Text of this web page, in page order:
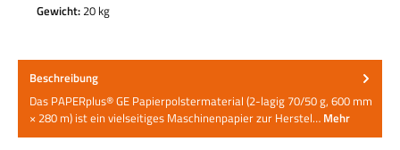
Gewicht:20 kg
Beschreibung
Das PAPERplus® GE Papierpolstermaterial (2-lagig 70/50 g, 600 mm
× 280 m) ist ein vielseitiges Maschinenpapier zur Herstel… Mehr